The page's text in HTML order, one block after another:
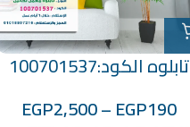
تابلوه الكود:100701537
EGP190
–
EGP2,500